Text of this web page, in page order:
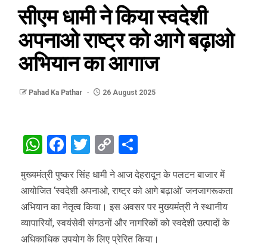
सीएम धामी ने किया स्वदेशी
अपनाओ राष्ट्र को आगे बढ़ाओ
अभियान का आगाज
Pahad Ka Pathar 26 August 2025
WhatsApp
Facebook
Twitter
Copy
Link
मुख्यमंत्री पुष्कर सिंह धामी ने आज देहरादून के पलटन बाजार में
आयोजित ‘स्वदेशी अपनाओ, राष्ट्र को आगे बढ़ाओ’ जनजागरूकता
अभियान का नेतृत्व किया। इस अवसर पर मुख्यमंत्री ने स्थानीय
व्यापारियों, स्वयंसेवी संगठनों और नागरिकों को स्वदेशी उत्पादों के
अधिकाधिक उपयोग के लिए प्रेरित किया।